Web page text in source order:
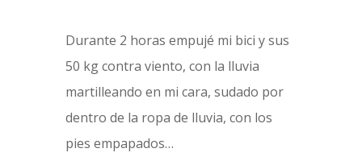
Durante 2 horas empujé mi bici y sus
50 kg contra viento, con la lluvia
martilleando en mi cara, sudado por
dentro de la ropa de lluvia, con los
pies empapados…